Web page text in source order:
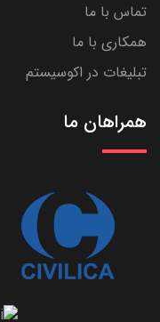
تماس با ما
همکاری با ما
تبلیغات در اکوسیستم
همراهان ما